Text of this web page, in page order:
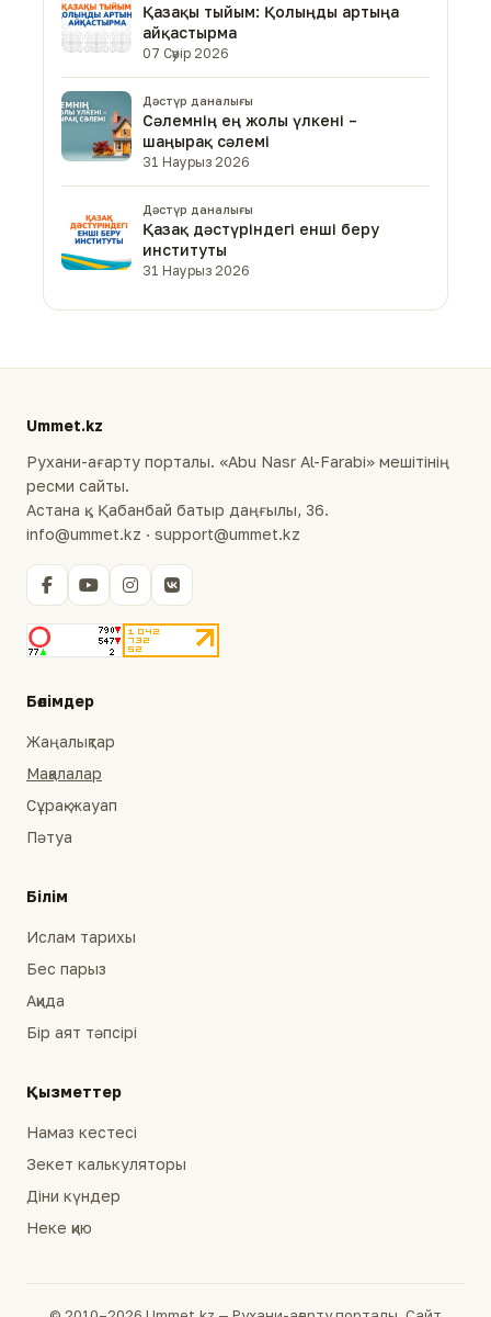
Қазақы тыйым: Қолыңды артыңа
айқастырма
07 Сәуір 2026
Дәстүр даналығы
Сәлемнің ең жолы үлкені –
шаңырақ сәлемі
31 Наурыз 2026
Дәстүр даналығы
Қазақ дәстүріндегі енші беру
институты
31 Наурыз 2026
Ummet.kz
Рухани-ағарту порталы. «Abu Nasr Al-Farabi» мешітінің
ресми сайты.
Астана қ., Қабанбай батыр даңғылы, 36.
info@ummet.kz · support@ummet.kz
Бөлімдер
Жаңалықтар
Мақалалар
Сұрақ-жауап
Пәтуа
Білім
Ислам тарихы
Бес парыз
Ақида
Бір аят тәпсірі
Қызметтер
Намаз кестесі
Зекет калькуляторы
Діни күндер
Неке қию